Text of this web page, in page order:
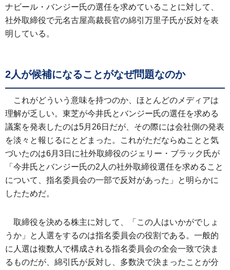
ナビール・バンジー氏の選任を求めていることに対して、
社外取締役で元名古屋高裁長官の綿引万里子氏が反対を表
明している。
2人が候補になることがなぜ問題なのか
これがどういう意味を持つのか、ほとんどのメディアは
理解が乏しい。東芝が今井氏とバンジー氏の選任を求める
議案を発表したのは5月26日だが、その際には会社側の発表
を淡々と報じるにとどまった。これがただならぬことと気
づいたのは6月3日に社外取締役のジェリー・ブラック氏が
「今井氏とバンジー氏の2人の社外取締役選任を求めること
について、指名委員会の一部で反対があった」と明らかに
したためだ。
取締役を決める株主に対して、「この人はいかがでしょ
うか」と人選をするのは指名委員会の役割である。一般的
に人選は複数人で構成される指名委員会の全会一致で決ま
るものだが、綿引氏が反対し、多数決で決まったことが分